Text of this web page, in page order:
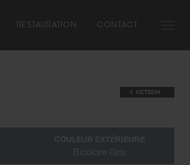
RESTAURATION CONTACT
RETOUR